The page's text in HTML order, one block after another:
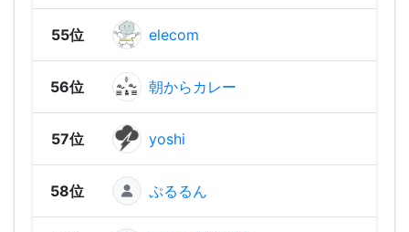
55位 elecom
56位 朝からカレー
57位 yoshi
58位 ぷるるん